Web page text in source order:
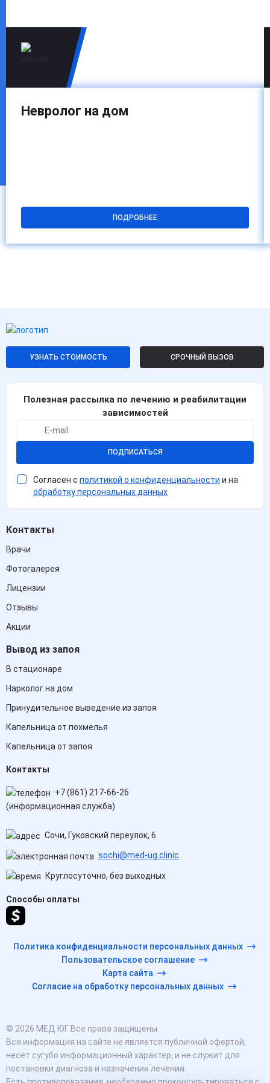
стабилизацию состояния.
Невролог на дом
ПОДРОБНЕЕ
УЗНАТЬ СТОИМОСТЬ СРОЧНЫЙ ВЫЗОВ
Полезная рассылка по лечению и реабилитации
зависимостей
ПОДПИСАТЬСЯ
Согласен с политикой о конфиденциальности и на
обработку персональных данных
Контакты
Врачи
Фотогалерея
Лицензии
Отзывы
Акции
Вывод из запоя
В стационаре
Нарколог на дом
Принудительное выведение из запоя
Капельница от похмелья
Капельница от запоя
Контакты
+7 (861) 217-66-26
(информационная служба)
Сочи, Гуковский переулок, 6
sochi@med-ug.clinic
Круглосуточно, без выходных
Способы оплаты
Политика конфиденциальности персональных данных
Пользовательское соглашение
Карта сайта
Согласие на обработку персональных данных
© 2026 МЕД ЮГ. Все права защищены.
Вся информация на сайте не является публичной офертой,
несёт сугубо информационный характер, и не служит для
постановки диагноза и назначения лечения.